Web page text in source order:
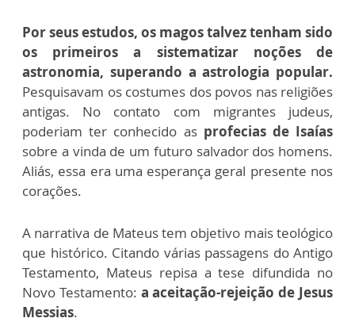
Por seus estudos, os magos talvez tenham sido
os primeiros a sistematizar noções de
astronomia, superando a astrologia popular.
Pesquisavam os costumes dos povos nas religiões
antigas. No contato com migrantes judeus,
poderiam ter conhecido as profecias de Isaías
sobre a vinda de um futuro salvador dos homens.
Aliás, essa era uma esperança geral presente nos
corações.
A narrativa de Mateus tem objetivo mais teológico
que histórico. Citando várias passagens do Antigo
Testamento, Mateus repisa a tese difundida no
Novo Testamento: a aceitação-rejeição de Jesus
Messias.